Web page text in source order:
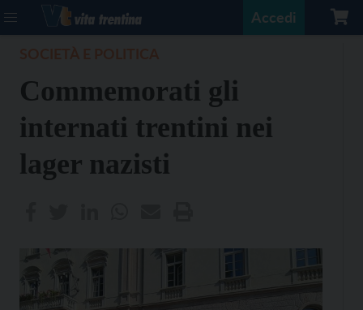
Accedi
Commemorati gli
internati trentini nei
lager nazisti